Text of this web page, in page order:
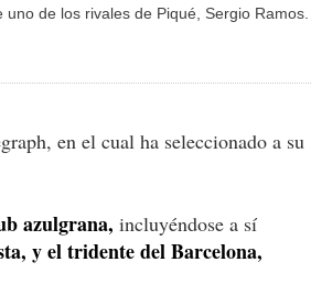
de los rivales de Piqué, Sergio Ramos.
en el cual ha seleccionado a su
azulgrana, incluyéndose a sí
y el tridente del Barcelona,